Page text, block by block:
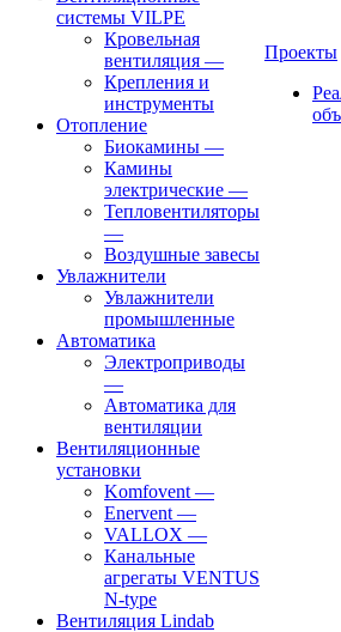
системы VILPE
Кровельная
вентиляция —
Крепления и
инструменты
Отопление
Биокамины —
Камины
электрические —
Тепловентиляторы
—
Воздушные завесы
Увлажнители
Увлажнители
промышленные
Автоматика
Электроприводы
—
Автоматика для
вентиляции
Вентиляционные
установки
Komfovent —
Enervent —
VALLOX —
Канальные
агрегаты VENTUS
N-type
Вентиляция Lindab
Проекты